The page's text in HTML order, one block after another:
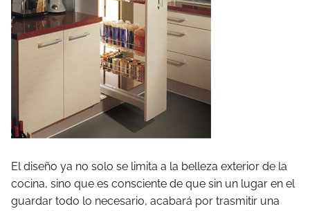
El diseño ya no solo se limita a la belleza exterior de la
cocina, sino que es consciente de que sin un lugar en el
guardar todo lo necesario, acabará por trasmitir una